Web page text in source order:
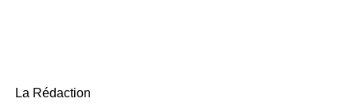
La Rédaction